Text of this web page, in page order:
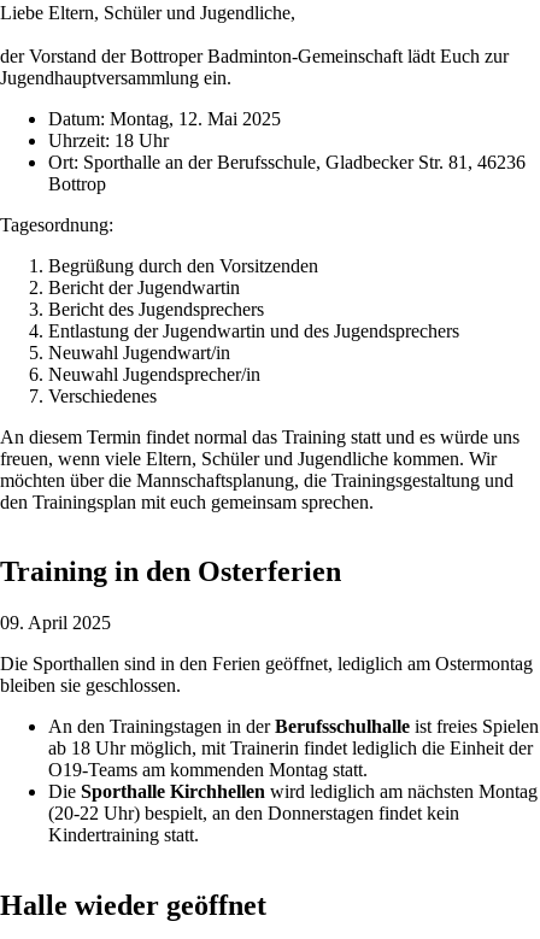
Liebe Eltern, Schüler und Jugendliche,
der Vorstand der Bottroper Badminton-Gemeinschaft lädt Euch zur
Jugendhauptversammlung ein.
Datum: Montag, 12. Mai 2025
Uhrzeit: 18 Uhr
Ort: Sporthalle an der Berufsschule, Gladbecker Str. 81, 46236
Bottrop
Tagesordnung:
Begrüßung durch den Vorsitzenden
Bericht der Jugendwartin
Bericht des Jugendsprechers
Entlastung der Jugendwartin und des Jugendsprechers
Neuwahl Jugendwart/in
Neuwahl Jugendsprecher/in
Verschiedenes
An diesem Termin findet normal das Training statt und es würde uns
freuen, wenn viele Eltern, Schüler und Jugendliche kommen. Wir
möchten über die Mannschaftsplanung, die Trainingsgestaltung und
den Trainingsplan mit euch gemeinsam sprechen.
Training in den Osterferien
09. April 2025
Die Sporthallen sind in den Ferien geöffnet, lediglich am Ostermontag
bleiben sie geschlossen.
An den Trainingstagen in derBerufsschulhalle ist freies Spielen
ab 18 Uhr möglich, mit Trainerin findet lediglich die Einheit der
O19-Teams am kommenden Montag statt.
Die Sporthalle Kirchhellen wird lediglich am nächsten Montag
(20-22 Uhr) bespielt, an den Donnerstagen findet kein
Kindertraining statt.
Halle wieder geöffnet